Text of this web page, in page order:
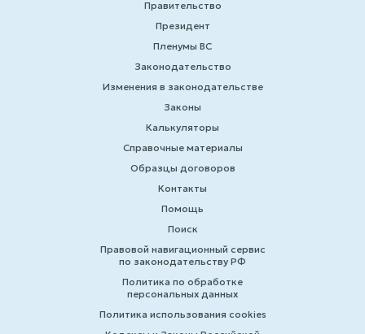
Правительство
Президент
Пленумы ВС
Законодательство
Изменения в законодательстве
Законы
Калькуляторы
Справочные материалы
Образцы договоров
Контакты
Помощь
Поиск
Правовой навигационный сервис
по законодательству РФ
Политика по обработке
персональных данных
Политика использования cookies